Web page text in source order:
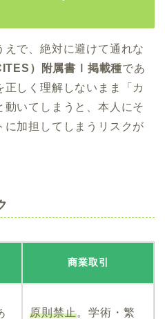
で、絶対に避けて通れな
）附属書Ⅰ掲載種であ
しく理解しないまま「カ
動いてしまうと、本人にそ
加担してしまうリスクが
商業取引
原則禁止。学術・繁